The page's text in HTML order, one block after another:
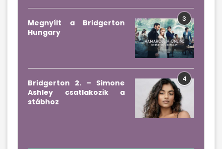
3
Megnyílt a Bridgerton
Hungary
4
Bridgerton 2. – Simone
Ashley csatlakozik a
stábhoz